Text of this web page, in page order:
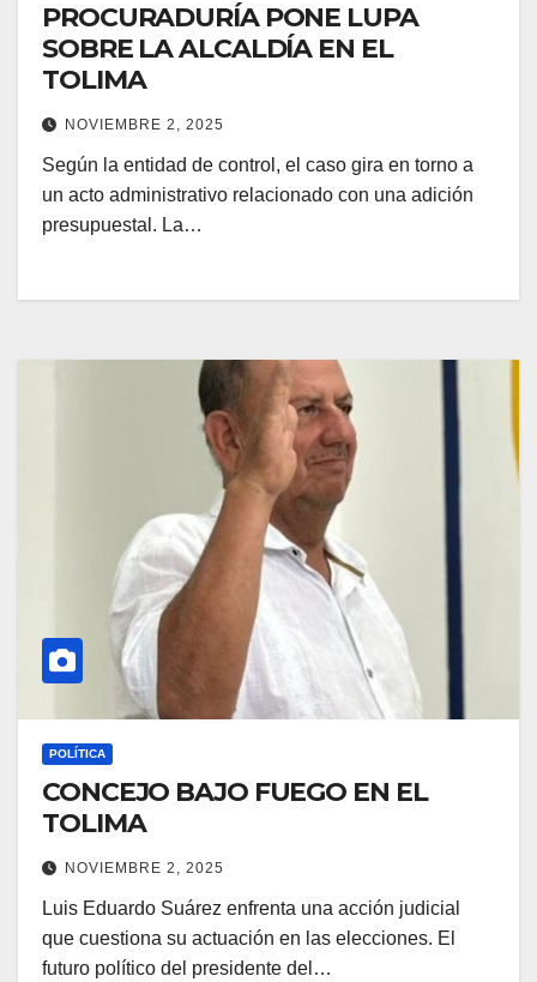
PROCURADURÍA PONE LUPA
SOBRE LA ALCALDÍA EN EL
TOLIMA
NOVIEMBRE 2, 2025
Según la entidad de control, el caso gira en torno a
un acto administrativo relacionado con una adición
presupuestal. La…
POLÍTICA
CONCEJO BAJO FUEGO EN EL
TOLIMA
NOVIEMBRE 2, 2025
Luis Eduardo Suárez enfrenta una acción judicial
que cuestiona su actuación en las elecciones. El
futuro político del presidente del…